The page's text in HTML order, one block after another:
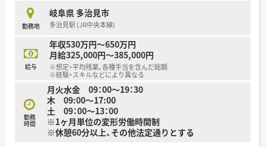
を推奨する取り組みがあります。
■学会や外部研修への参加費補助を行い、薬剤師の専門性向上を
積極的にバックアップしています。
【やりがい/おすすめポイント】
■地域のかかりつけ薬局として、患者様一人ひとりの健康を支え
る大きなやりがいを感じられます。
■内科や小児科など多科目の処方箋に触れることで、幅広い薬学
的知識を習得できます。
■医師の開業支援から関わるケースもあり、医療機関との連携を
深めながら成長できる環境です。
勤務地
岐阜県 多治見市
多治見駅 (JR中央本線)
給与
年収530万円～650万円
月給325,000円～385,000円
※想定・平均残業、各種手当を含んだ総額
※経験・スキルなどにより異なる
勤務
時間
月火水金 09：00～19：30
木 09:00〜17:00
土 09：00～13：00
※1ヶ月単位の変形労働時間制
※休憩60分以上、その他法定通りとする